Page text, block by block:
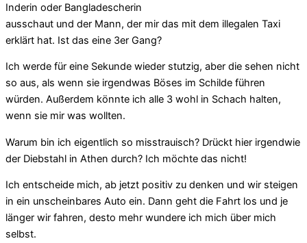
Inderin oder Ban­g­la­de­sche­rin
ausschaut und der Mann, der mir das mit dem illegalen Taxi
erklärt hat. Ist das eine 3er Gang?
Ich werde für eine Sekunde wieder stutzig, aber die sehen nicht
so aus, als wenn sie irgendwas Böses im Schilde führen
würden. Außerdem könnte ich alle 3 wohl in Schach halten,
wenn sie mir was wollten.
Warum bin ich eigentlich so misstrauisch? Drückt hier irgendwie
der Diebstahl in Athen durch? Ich möchte das nicht!
Ich entscheide mich, ab jetzt positiv zu denken und wir steigen
in ein unscheinbares Auto ein. Dann geht die Fahrt los und je
länger wir fahren, desto mehr wundere ich mich über mich
selbst.